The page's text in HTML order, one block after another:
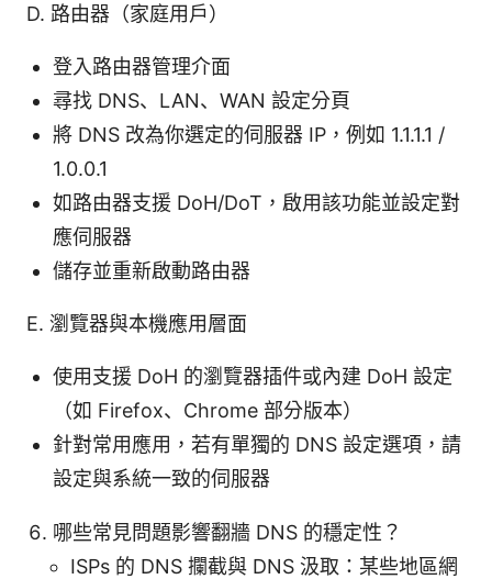
D. 路由器（家庭用戶）
登入路由器管理介面
尋找 DNS、LAN、WAN 設定分頁
將 DNS 改為你選定的伺服器 IP，例如 1.1.1.1 /
1.0.0.1
如路由器支援 DoH/DoT，啟用該功能並設定對
應伺服器
儲存並重新啟動路由器
E. 瀏覽器與本機應用層面
使用支援 DoH 的瀏覽器插件或內建 DoH 設定
（如 Firefox、Chrome 部分版本）
針對常用應用，若有單獨的 DNS 設定選項，請
設定與系統一致的伺服器
哪些常見問題影響翻牆 DNS 的穩定性？
ISPs 的 DNS 攔截與 DNS 汲取：某些地區網